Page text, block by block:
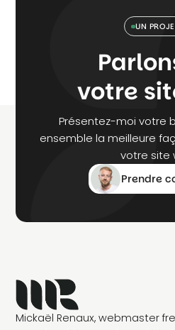
UN
votre
Présentez-moi votre
ensemble la meilleure
votre site
Prendre
Mickaël Renaux, webmaster